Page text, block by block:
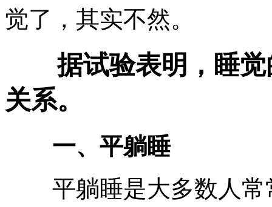
觉了，其实不然。
据试验表明，睡觉
关系。
一、平躺睡
平躺睡是大多数人常